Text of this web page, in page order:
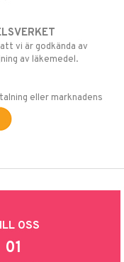
vi är godkända av
av läkemedel.
eller marknadens
OSS